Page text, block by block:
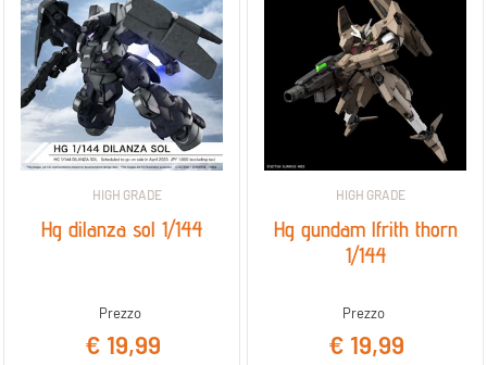
HIGH GRADE
Hg dilanza sol 1/144
Prezzo
€ 19,99
HIGH GRADE
Hg gundam lfrith thorn
1/144
Prezzo
€ 19,99